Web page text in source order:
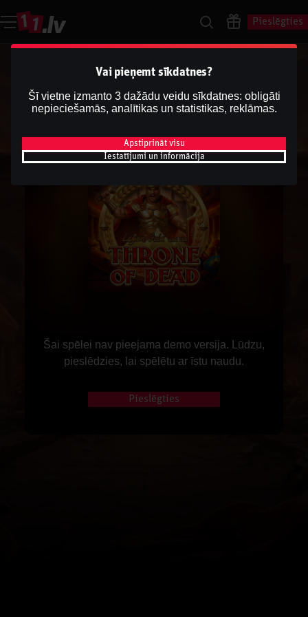
Pieslēgties
Šai spēlei nav pieejama demo versija. Lūdzu,
pieslēdzies, lai spēlētu ar īstu naudu.
Pieslēgties
Vai pieņemt sīkdatnes?
Šī vietne izmanto 3 dažādu veidu sīkdatnes: obligāti
nepieciešamās, analītikas un statistikas, reklāmas.
Apstiprināt visu
Iestatījumi un informācija